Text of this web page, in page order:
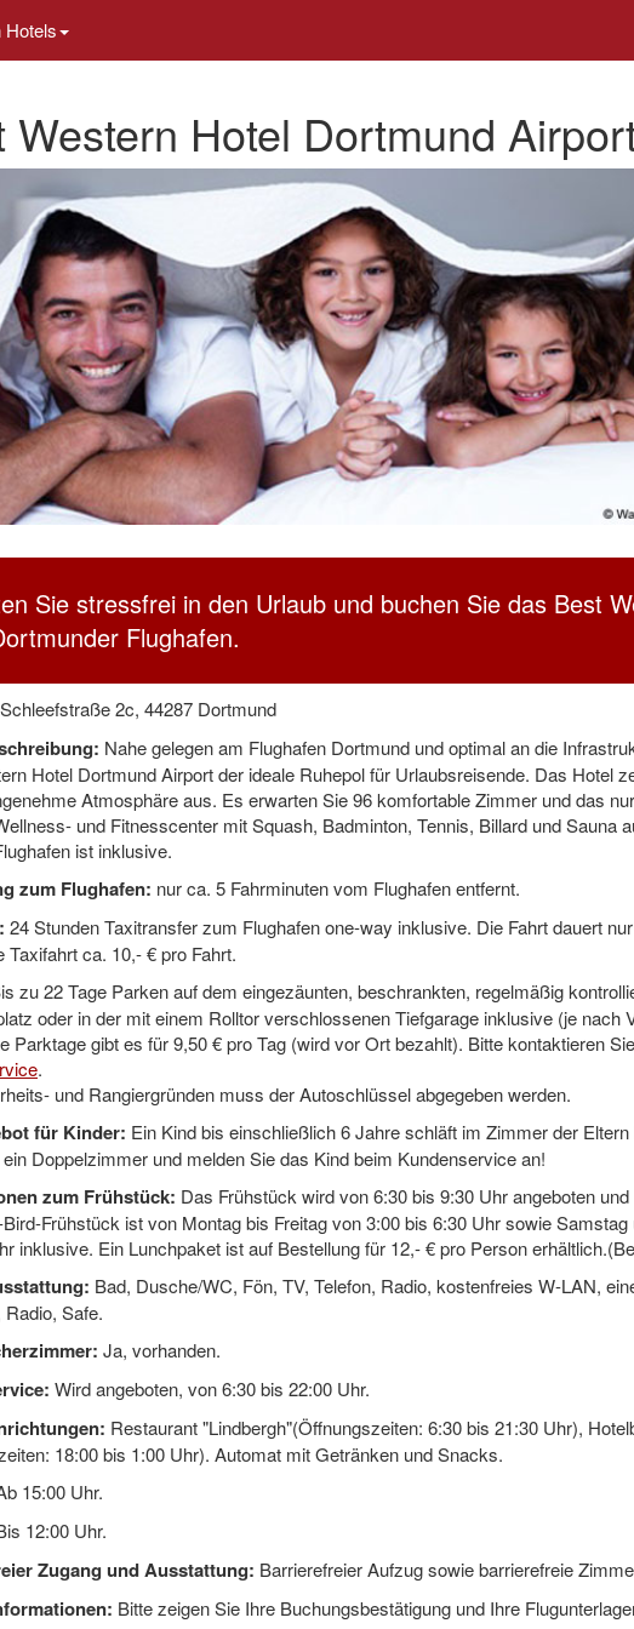
Hotels
Western Hotel Dortmund
Sie stressfrei in den Urlaub und buchen Sie das Best
Flughafen.
Schleefstraße 2c, 44287 Dortmund
Nahe gelegen am Flughafen Dortmund und optimal an die
Hotel Dortmund Airport der ideale Ruhepol für Urlaubsreisende. Das Hotel
Atmosphäre aus. Es erwarten Sie 96 komfortable Zimmer und das
und Fitnesscenter mit Squash, Badminton, Tennis, Billard und Sauna
ist inklusive.
zum Flughafen: nur ca. 5 Fahrminuten vom Flughafen entfernt.
24 Stunden Taxitransfer zum Flughafen one-way inklusive. Die Fahrt dauert
Taxifahrt ca. 10,- € pro Fahrt.
zu 22 Tage Parken auf dem eingezäunten, beschrankten, regelmäßig
oder in der mit einem Rolltor verschlossenen Tiefgarage inklusive (je nach
Parktage gibt es für 9,50 € pro Tag (wird vor Ort bezahlt). Bitte kontaktieren
.
und Rangiergründen muss der Autoschlüssel abgegeben werden.
für Kinder: Ein Kind bis einschließlich 6 Jahre schläft im Zimmer der
Doppelzimmer und melden Sie das Kind beim Kundenservice an!
zum Frühstück: Das Frühstück wird von 6:30 bis 9:30 Uhr angeboten
Frühstück ist von Montag bis Freitag von 3:00 bis 6:30 Uhr sowie
inklusive. Ein Lunchpaket ist auf Bestellung für 12,- € pro Person
Bad, Dusche/WC, Fön, TV, Telefon, Radio, kostenfreies W-LAN,
Safe.
Ja, vorhanden.
Wird angeboten, von 6:30 bis 22:00 Uhr.
Restaurant "Lindbergh"(Öffnungszeiten: 6:30 bis 21:30 Uhr),
18:00 bis 1:00 Uhr). Automat mit Getränken und Snacks.
15:00 Uhr.
12:00 Uhr.
Zugang und Ausstattung: Barrierefreier Aufzug sowie barrierefreie
Bitte zeigen Sie Ihre Buchungsbestätigung und Ihre